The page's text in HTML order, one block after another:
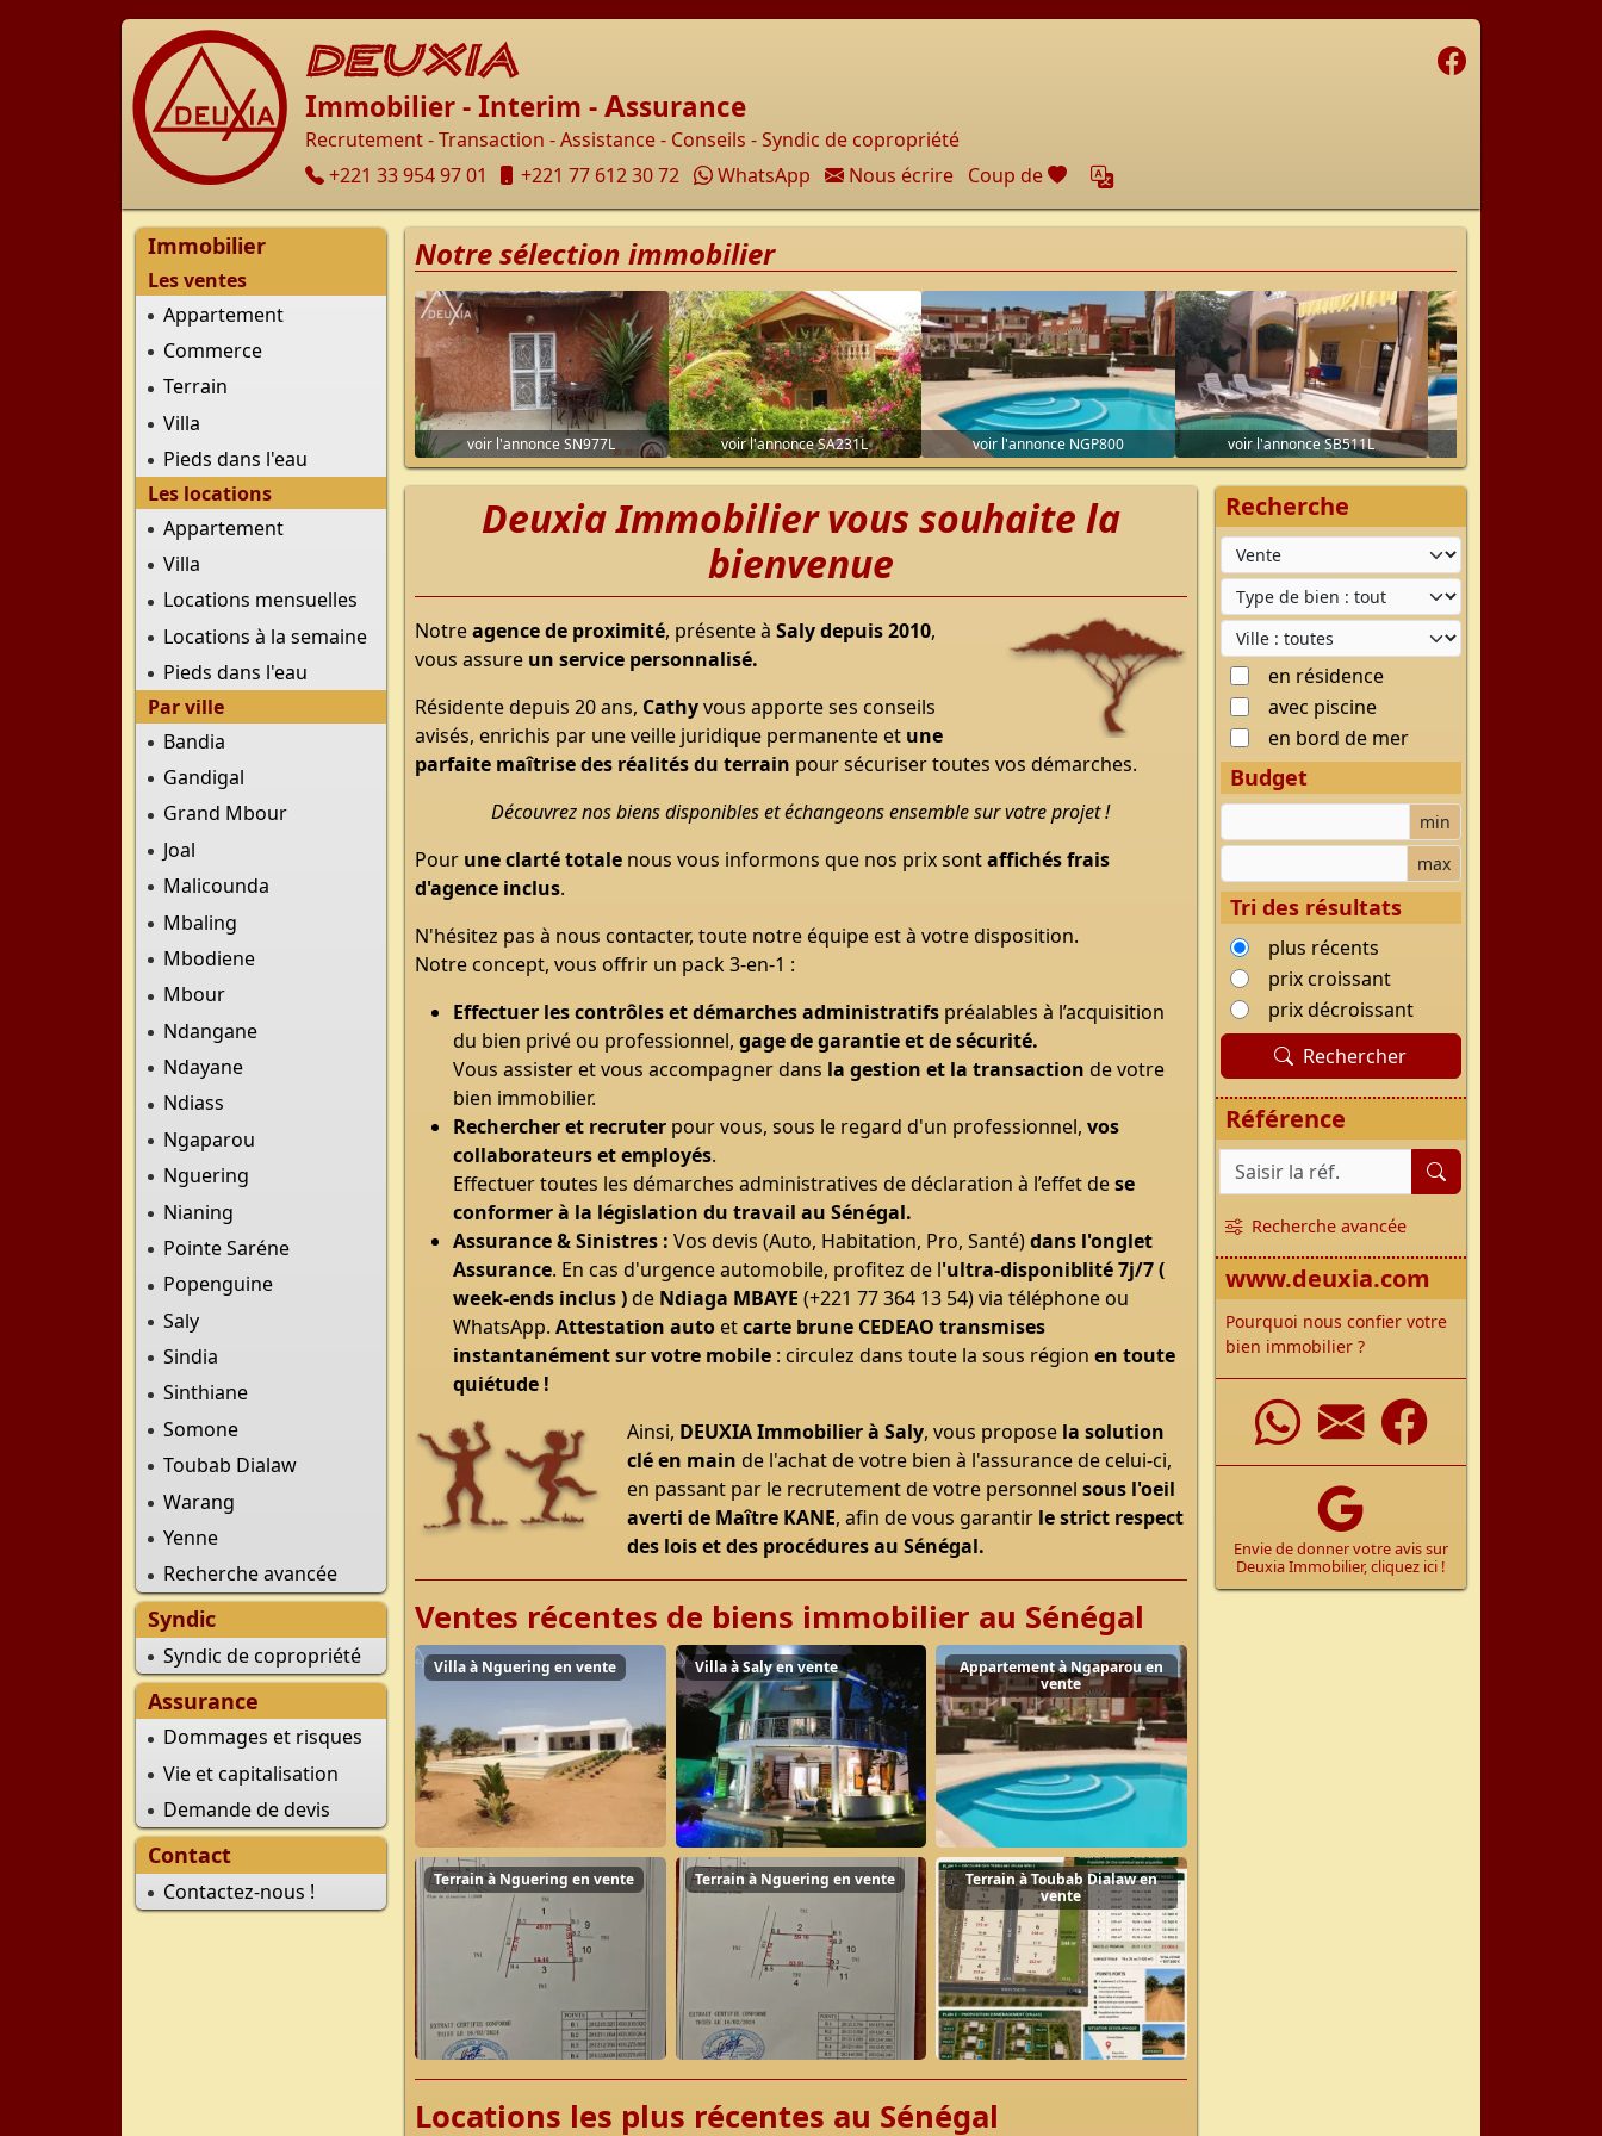
DEUXIA Facebook
Immobilier -Interim -Assurance
Recrutement - Transaction - Assistance - Conseils - Syndic de copropriété
+221 33 954 97 01
+221 77 612 30 72 WhatsApp Nous écrire Coup de cœur
Immobilier
Les ventes
Appartement
Commerce
Terrain
Villa
Pieds dans l'eau
Les locations
Appartement
Villa
Locations mensuelles
Locations à la semaine
Pieds dans l'eau
Par ville
Bandia
Gandigal
Grand Mbour
Joal
Malicounda
Mbaling
Mbodiene
Mbour
Ndangane
Ndayane
Ndiass
Ngaparou
Nguering
Nianing
Pointe Saréne
Popenguine
Saly
Sindia
Sinthiane
Somone
Toubab Dialaw
Warang
Yenne
Recherche avancée
Syndic
Syndic de copropriété
Assurance
Dommages et risques
Vie et capitalisation
Demande de devis
Contact
Contactez-nous !
Notre sélection immobilier
voir l'annonce SN977L voir l'annonce SA231L voir l'annonce NGP800 voir l'annonce SB511L
Deuxia Immobilier vous souhaite la
bienvenue
Notreagence de proximité, présente à Saly depuis2010,
vous assure un service personnalisé.
Résidente depuis 20 ans, Cathyvous apporte ses conseils
avisés, enrichis par une veille juridique permanenteet une
parfaite maîtrise des réalités du terrain pour sécuriser toutes vos démarches.
Découvrez nos biens disponibles et échangeons ensemble sur votre projet !
Pour une clarté totale nous vous informons que nos prix sontaffichés frais
d'agence inclus.
N'hésitez pas à nous contacter, toute notre équipe est à votre disposition.
Notre concept, vous offrir un pack 3-en-1 :
Effectuer lescontrôles et démarches administratifs préalables à l’acquisition
du bien privé ou professionnel, gage de garantie et de sécurité.
Vous assister et vous accompagner dans la gestion et la transaction de votre
bien immobilier.
Rechercher et recruter pour vous, sous le regard d'un professionnel, vos
collaborateurs et employés.
Effectuer toutes les démarches administratives de déclaration à l’effet dese
conformer à la législation du travail au Sénégal.
Assurance & Sinistres : Vos devis (Auto, Habitation, Pro, Santé)dans l'onglet
Assurance. En cas d'urgence automobile, profitez de l'ultra-disponiblité 7j/7 (
week-ends inclus )de Ndiaga MBAYE (+221 77 364 13 54) via téléphone ou
WhatsApp. Attestation auto etcarte brune CEDEAO transmises
instantanément sur votre mobile : circulez dans toute la sous région en toute
quiétude !
Ainsi, DEUXIA Immobilier à Saly, vous propose la solution
clé en main de l'achat de votre bien à l'assurance de celui-ci,
en passant par le recrutement de votre personnel sous l'oeil
averti de Maître KANE, afin de vous garantir le strict respect
des lois et des procédures au Sénégal.
Ventes récentes de biens immobilier au Sénégal
Villa à Nguering en vente Villa à Saly en vente
Appartement à Ngaparou en
vente
Terrain à Nguering en vente Terrain à Nguering en vente
Terrain à Toubab Dialaw en
vente
Locations les plus récentes au Sénégal
Recherche
Type d'offre
Type de bien
Ville
en résidence
avec piscine
en bord de mer
Budget
min
max
Tri des résultats
plus récents
prix croissant
prix décroissant
Rechercher
Référence
Référence du bien
Recherche avancée
www.deuxia.com
Pourquoi nous confier votre
bien immobilier ?
WhatsApp
Nous
Envie de donner votre avis sur
Deuxia Immobilier, cliquez ici !